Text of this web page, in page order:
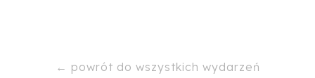
← powrót do wszystkich wydarzeń